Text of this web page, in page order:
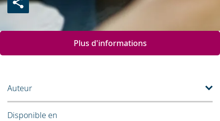
Plus d'informations
Auteur
Disponible en